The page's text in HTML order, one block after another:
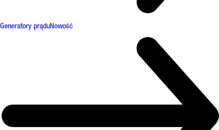
Generatory prąduNowość